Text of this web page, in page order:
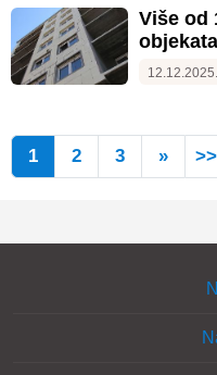
Više od
12.12.2025.
1 2 3 » >>